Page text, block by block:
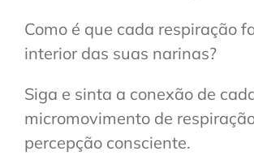
Como é que cada respiração
interior das suas narinas?
Siga e sinta a conexão de
micromovimento de
percepção consciente.